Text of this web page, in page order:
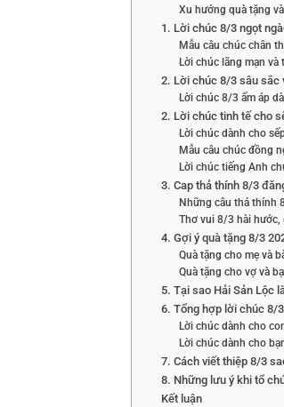
Xu hướng quà tặng
1. Lời chúc 8/3 ngọt
Mẫu câu chúc chân
Lời chúc lãng mạn và
2. Lời chúc 8/3 sâu sắc
Lời chúc 8/3 ấm áp
2. Lời chúc tinh tế cho
Lời chúc dành cho
Mẫu câu chúc đồng
Lời chúc tiếng Anh
3. Cap thả thính 8/3
Những câu thả thính
Thơ vui 8/3 hài hước,
4. Gợi ý quà tặng 8/3
Quà tặng cho mẹ và
Quà tặng cho vợ và
5. Tại sao Hải Sản Lộc
6. Tổng hợp lời chúc 8/
Lời chúc dành cho
Lời chúc dành cho
7. Cách viết thiệp 8/3
8. Những lưu ý khi tổ
Kết luận